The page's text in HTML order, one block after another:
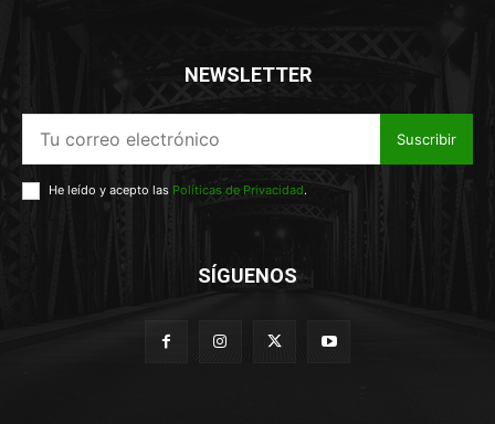
NEWSLETTER
Suscribir
He leído y acepto las Políticas de Privacidad.
SÍGUENOS